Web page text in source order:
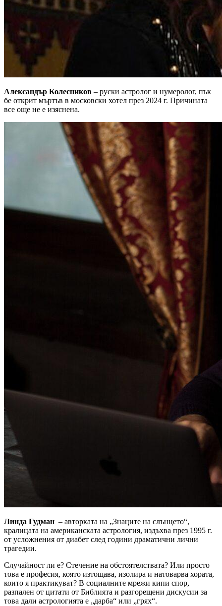
Александър Колесников – руски астролог и нумеролог, пък
бе открит мъртъв в московски хотел през 2024 г. Причината
все още не е изяснена.
Линда Гудман – авторката на „Знаците на слънцето“,
кралицата на американската астрология, издъхва през 1995 г.
от усложнения от диабет след години драматични лични
трагедии.
Случайност ли е? Стечение на обстоятелствата? Или просто
това е професия, която изтощава, изолира и натоварва хората,
които я практикуват? В социалните мрежи кипи спор,
разпален от цитати от Библията и разгорещени дискусии за
това дали астрологията е „дарба“ или „грях“.